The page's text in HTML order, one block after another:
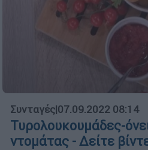
Συνταγές|07.09.2022 08:14
Τυρολουκουμάδες-
ντομάτας - Δείτε